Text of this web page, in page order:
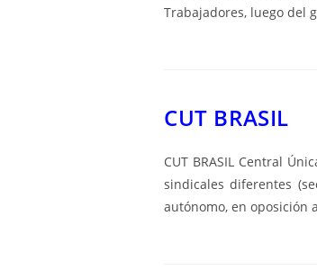
Trabajadores, luego del
CUT BRASIL
CUT BRASIL Central
sindicales diferentes
autónomo, en oposición